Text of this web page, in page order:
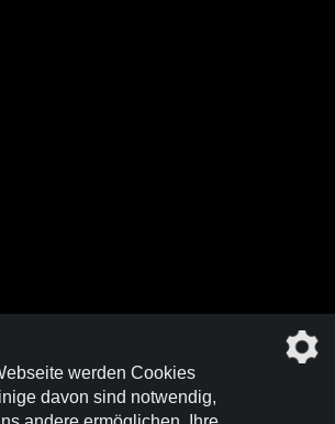
im DVS! werden Cookies
davon sind notwendig,